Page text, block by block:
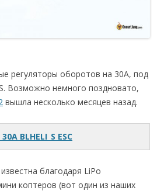
регуляторы оборотов на 30А, под
Возможно немного поздновато,
вышла несколько месяцев назад.
BLHELI_S ESC
благодаря LiPo
коптеров (вот один из наших